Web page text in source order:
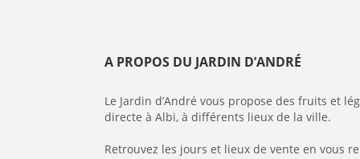
A PROPOS DU JARDIN D’ANDRÉ
Le Jardin d’André vous propose des fruits et
directe à Albi, à différents lieux de la ville.
Retrouvez les jours et lieux de vente en vous